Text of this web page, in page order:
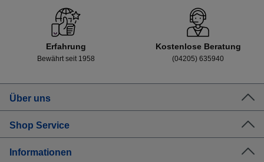
Erfahrung
Bewährt seit 1958
Kostenlose Beratung
(04205) 635940
Über uns
Shop Service
Informationen